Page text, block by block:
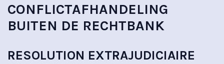
CONFLICTAFHANDELING
BUITEN DE RECHTBANK
RESOLUTION EXTRAJUDICIAIRE